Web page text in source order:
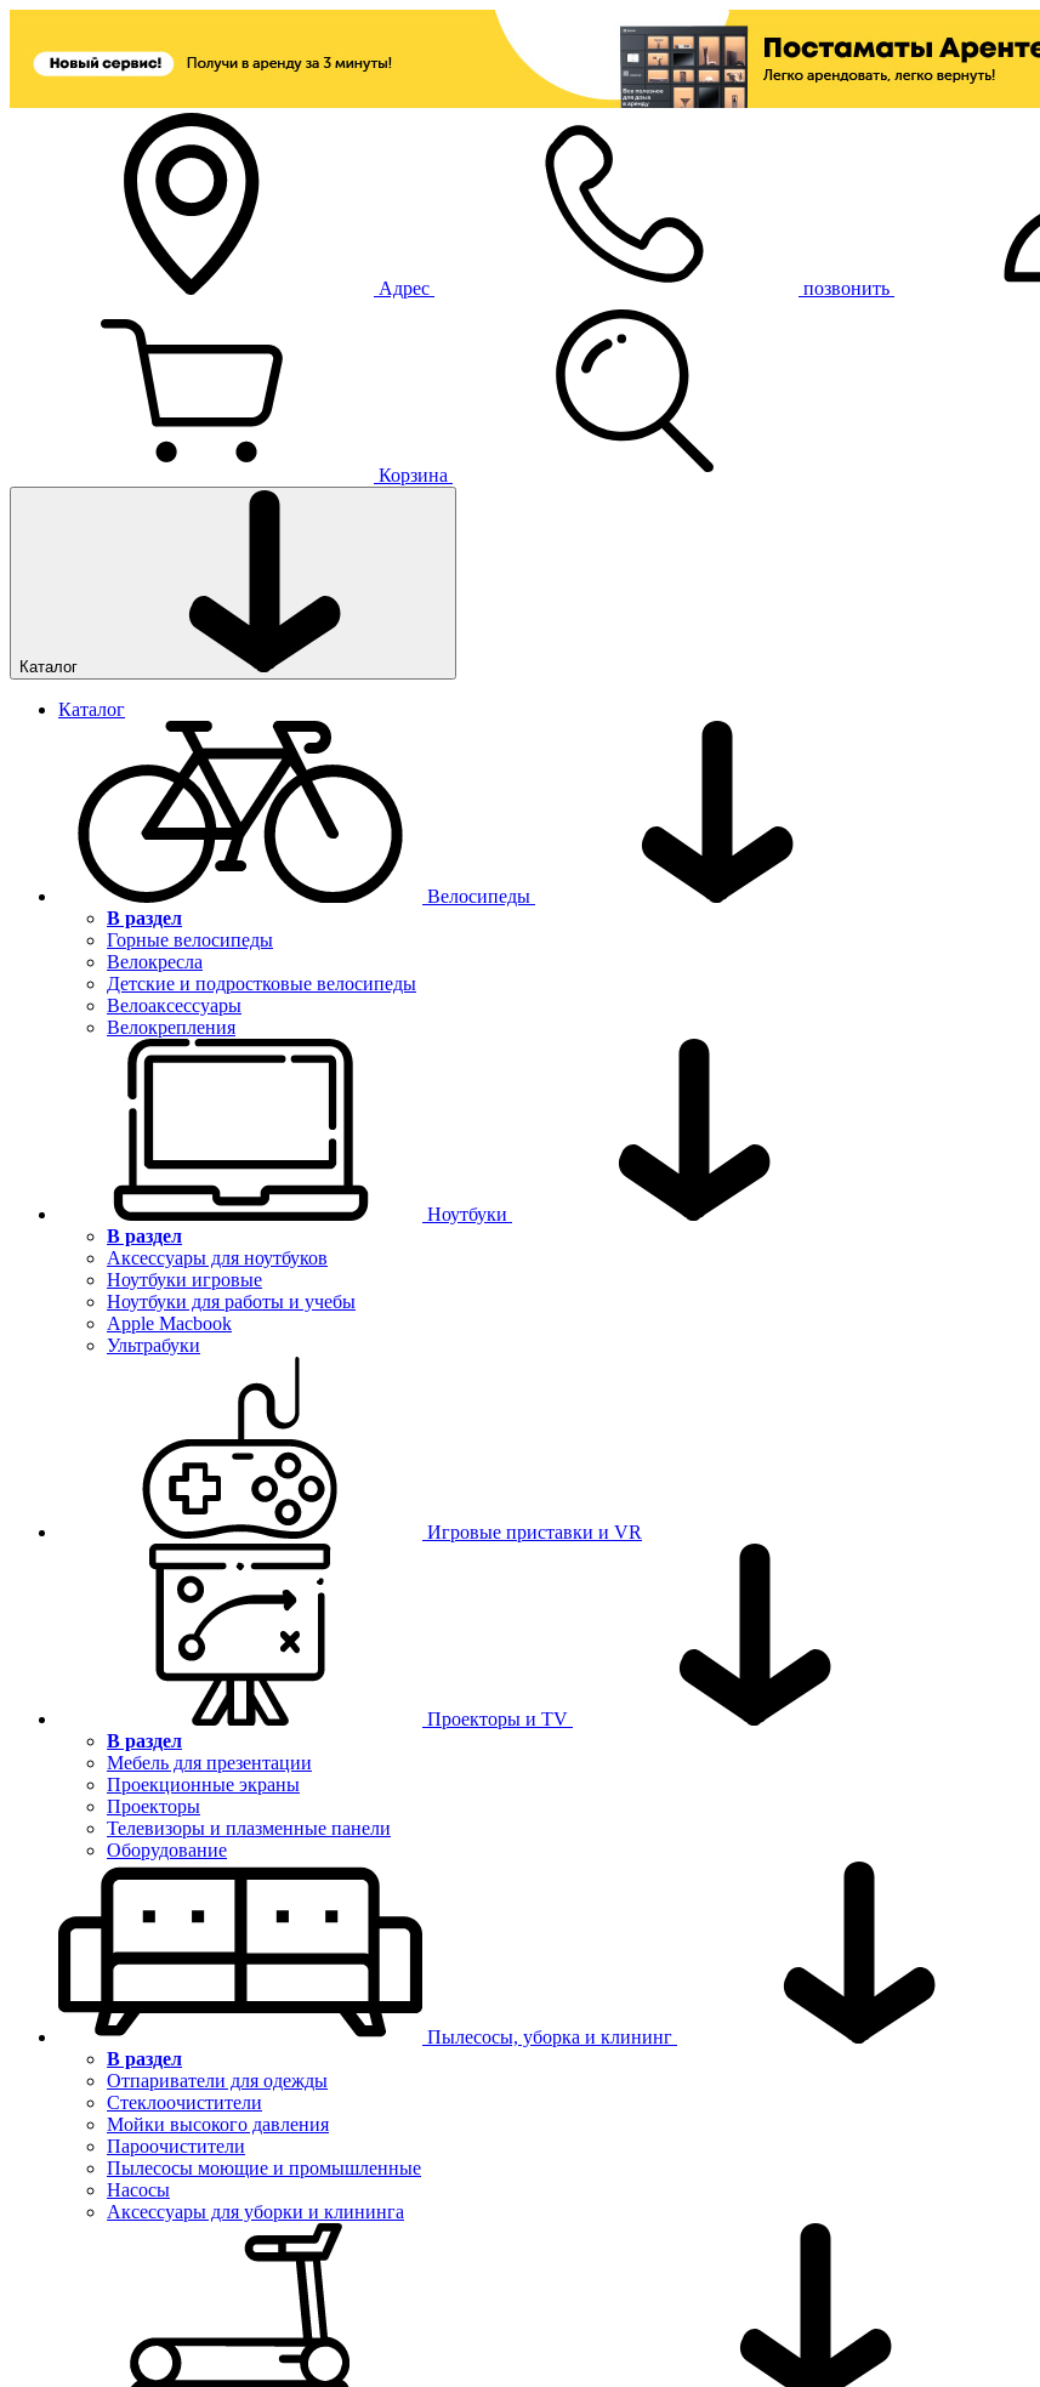
Адрес позвонить
Корзина
Каталог
Каталог
Велосипеды
В раздел
Горные велосипеды
Велокресла
Детские и подростковые велосипеды
Велоаксессуары
Велокрепления
Ноутбуки
В раздел
Аксессуары для ноутбуков
Ноутбуки игровые
Ноутбуки для работы и учебы
Apple Macbook
Ультрабуки
Игровые приставки и VR
Проекторы и TV
В раздел
Мебель для презентации
Проекционные экраны
Проекторы
Телевизоры и плазменные панели
Оборудование
Пылесосы, уборка и клининг
В раздел
Отпариватели для одежды
Стеклоочистители
Мойки высокого давления
Пароочистители
Пылесосы моющие и промышленные
Насосы
Аксессуары для уборки и клининга